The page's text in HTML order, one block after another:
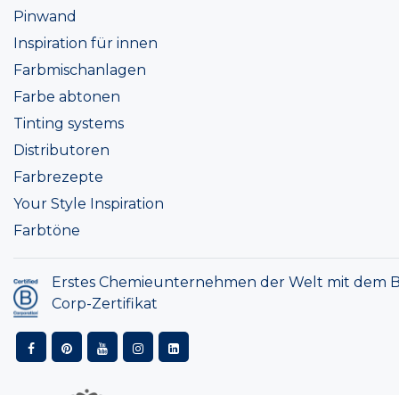
Pinwand
Inspiration für innen
Farbmischanlagen
Farbe abtonen
Tinting systems
Distributoren
Farbrezepte
Your Style Inspiration
Farbtöne
Erstes Chemieunternehmen der Welt mit dem
Corp-Zertifikat